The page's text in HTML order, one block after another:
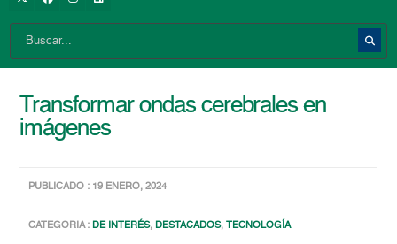
Transformar ondas cerebrales en
imágenes
PUBLICADO : 19 ENERO, 2024
CATEGORIA :DE INTERÉS,DESTACADOS, TECNOLOGÍA